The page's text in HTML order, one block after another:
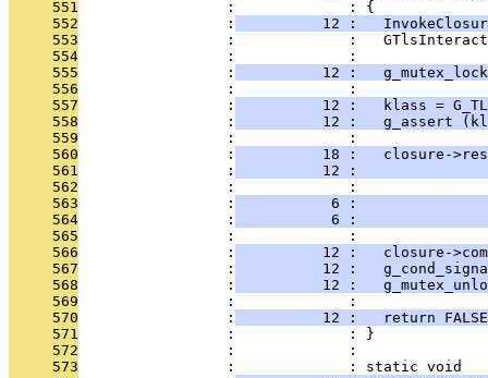
     551
                 :             : {
     552
                 :
12 :
     553
:             :
     554
                 :             :
     555
                 :
12 :
     556
                 :             :
     557
                 :
12 :   klass =
     558
                 :
12 :   g_assert
     559
                 :             :
     560
                 :
18 :   closure-
     561
                 :
12 :
     562
:             :
     563
                 :
6 :
     564
                 :
6 :
     565
                 :             :
     566
                 :
12 :   closure-
     567
                 :
12 :
     568
                 :
12 :
     569
                 :             :
     570
                 :
12 :   return
     571
                 :             : }
     572
                 :             :
     573
                 :             : static void